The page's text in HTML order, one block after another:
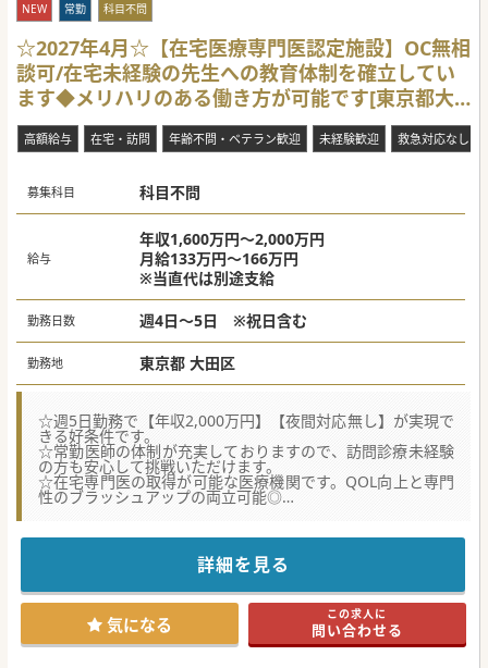
NEW 常勤 科目不問
☆2027年4月☆【在宅医療専門医認定施設】OC無相
談可/在宅未経験の先生への教育体制を確立してい
ます◆メリハリのある働き方が可能です[東京都大
田区]
高額給与 在宅・訪問 年齢不問・ベテラン歓迎 未経験歓迎 救急対応なし
募集科目 科目不問
給与
年収1,600万円～2,000万円
月給133万円～166万円
※当直代は別途支給
勤務日数 週4日～5日 ※祝日含む
勤務地 東京都 大田区
☆週5日勤務で【年収2,000万円】【夜間対応無し】が実現で
きる好条件です。
☆常勤医師の体制が充実しておりますので、訪問診療未経験
の方も安心して挑戦いただけます。
☆在宅専門医の取得が可能な医療機関です。QOL向上と専門
性のブラッシュアップの両立可能◎
■当クリニックは蒲田エリアで2,200名、武蔵小杉エリアで
400名の患者様を抱える大規模な訪問診療クリニックです。
■24時間365日体制で医師と医療スタッフがクリニックに待
機しているので、時間外でもすぐに対応が可能です。
■常勤医師が20名在籍しているため、医師体制が整ってお
り、休みも取りやすく、残業も少ない働き方が特徴です。
【職場環境と雰囲気】
詳細を見る
気になる この求人に
問い合わせる